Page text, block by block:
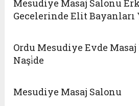
Mesudiye Masaj Salonu
Gecelerinde Elit Bayanları
Ordu Mesudiye Evde
Naşi̇de
Mesudiye Masaj Salonu